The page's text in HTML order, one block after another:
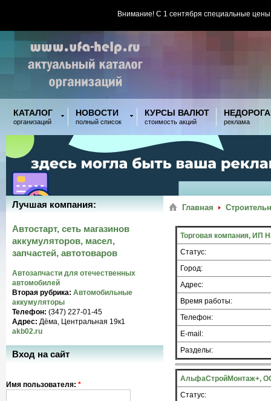
Внимание! С 1 сентября специальные
КАТАЛОГ
организаций
НОВОСТИ
полный список
КУРСЫ ВАЛЮТ
стоимость акций реклама
Главная
Торговая компания, ИП
Статус:
Город:
Адрес:
Время работы:
Телефон:
E-mail:
Разделы:
АльфаСтройМонтаж+,
Статус:
Лучшая компания:
Автостарт, сеть магазинов
аккумуляторов, масел,
запчастей, автотоваров
Автозапчасти для отечественных
автомобилей
Вторая рубрика: Автомобильные
аккумуляторы
Телефон: (347) 227-01-45
Адрес: Дёма, Центральная 19к1
akb02.ru
Вход на сайт
Имя пользователя: *